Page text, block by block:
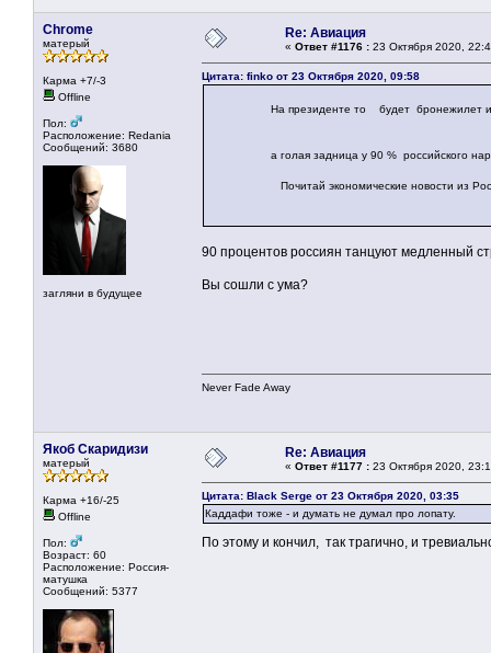
Chrome
матерый
Карма +7/-3
Offline
Пол:
Расположение: Redania
Сообщений: 3680
загляни в будущее
Re: Авиация
« Ответ #1176 : 23 Октября 2020,
Цитата: finko от 23 Октября 2020, 09:58
На президенте то будет бронежилет и
а голая задница у 90 % российского
Почитай экономические новости из
90 процентов россиян танцуют медленный
Вы сошли с ума?
Never Fade Away
Якоб Скаридизи
матерый
Карма +16/-25
Offline
Пол:
Возраст: 60
Расположение: Россия-
матушка
Сообщений: 5377
Re: Авиация
« Ответ #1177 : 23 Октября 2020,
Цитата: Black Serge от 23 Октября 2020, 03:35
Каддафи тоже - и думать не думал про лопату.
По этому и кончил, так трагично, и